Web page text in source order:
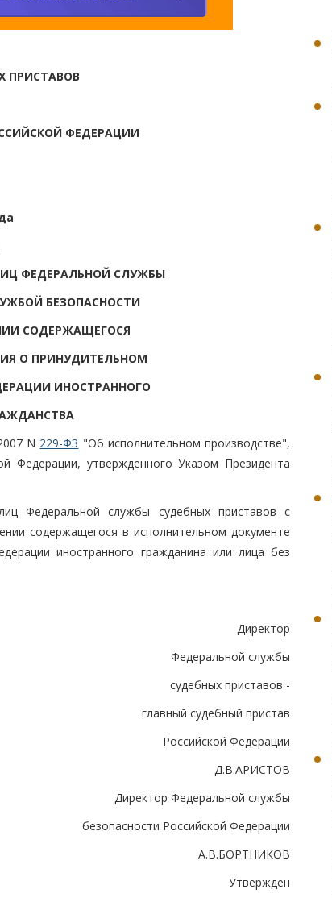
ПРИСТАВОВ
ФЕДЕРАЦИИ
ФЕДЕРАЛЬНОЙ СЛУЖБЫ
БЕЗОПАСНОСТИ
СОДЕРЖАЩЕГОСЯ
О ПРИНУДИТЕЛЬНОМ
ИНОСТРАННОГО
N 229-ФЗ "Об исполнительном производстве",
Федерации, утвержденного Указом Президента
Федеральной службы судебных приставов с
содержащегося в исполнительном документе
иностранного гражданина или лица без
Директор
Федеральной службы
судебных приставов -
главный судебный пристав
Российской Федерации
Д.В.АРИСТОВ
Директор Федеральной службы
безопасности Российской Федерации
А.В.БОРТНИКОВ
Утвержден